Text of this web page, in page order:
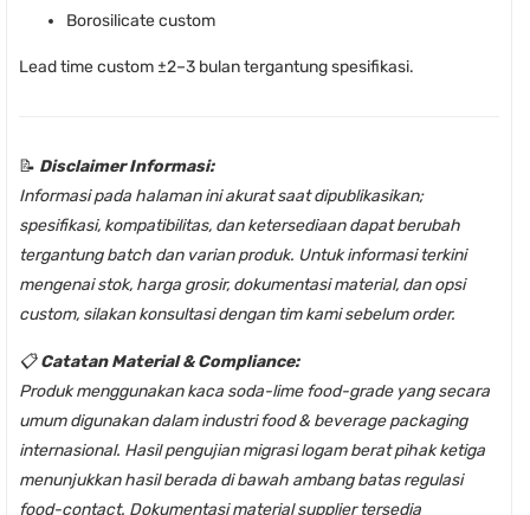
Borosilicate custom
Lead time custom ±2–3 bulan tergantung spesifikasi.
📝 Disclaimer Informasi:
Informasi pada halaman ini akurat saat dipublikasikan;
spesifikasi, kompatibilitas, dan ketersediaan dapat berubah
tergantung batch dan varian produk. Untuk informasi terkini
mengenai stok, harga grosir, dokumentasi material, dan opsi
custom, silakan konsultasi dengan tim kami sebelum order.
📋Catatan Material & Compliance:
Produk menggunakan kaca soda-lime food-grade yang secara
umum digunakan dalam industri food & beverage packaging
internasional. Hasil pengujian migrasi logam berat pihak ketiga
menunjukkan hasil berada di bawah ambang batas regulasi
food-contact. Dokumentasi material supplier tersedia